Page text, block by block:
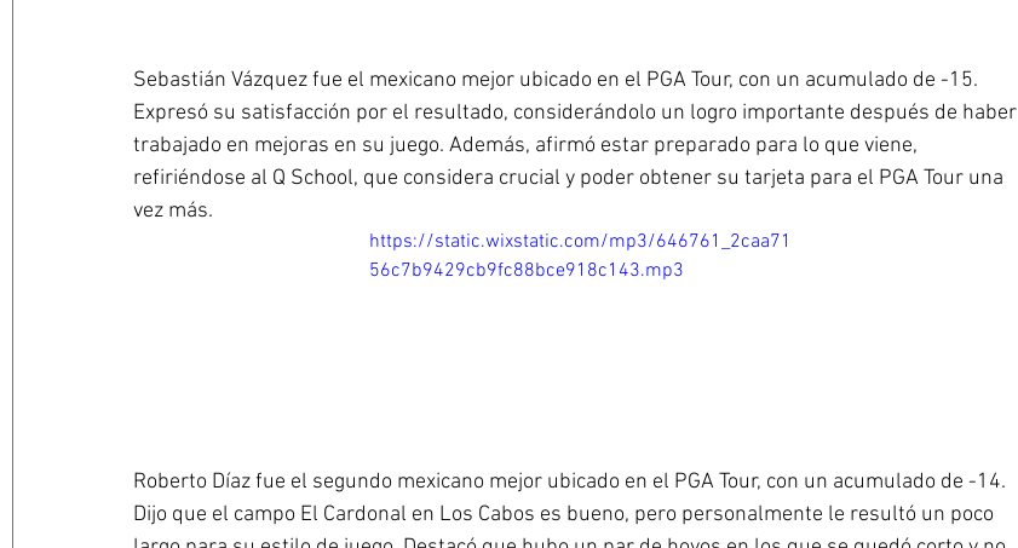
Sebastián Vázquez fue el mexicano mejor ubicado en el PGA Tour, con un acumulado de -15.
Expresó su satisfacción por el resultado, considerándolo un logro importante después de haber
trabajado en mejoras en su juego. Además, afirmó estar preparado para lo que viene,
refiriéndose al Q School, que considera crucial y poder obtener su tarjeta para el PGA Tour una
vez más.
https://static.wixstatic.com/mp3/646761_2caa71
56c7b9429cb9fc88bce918c143.mp3
Roberto Díaz fue el segundo mexicano mejor ubicado en el PGA Tour, con un acumulado de -14.
Dijo que el campo El Cardonal en Los Cabos es bueno, pero personalmente le resultó un poco